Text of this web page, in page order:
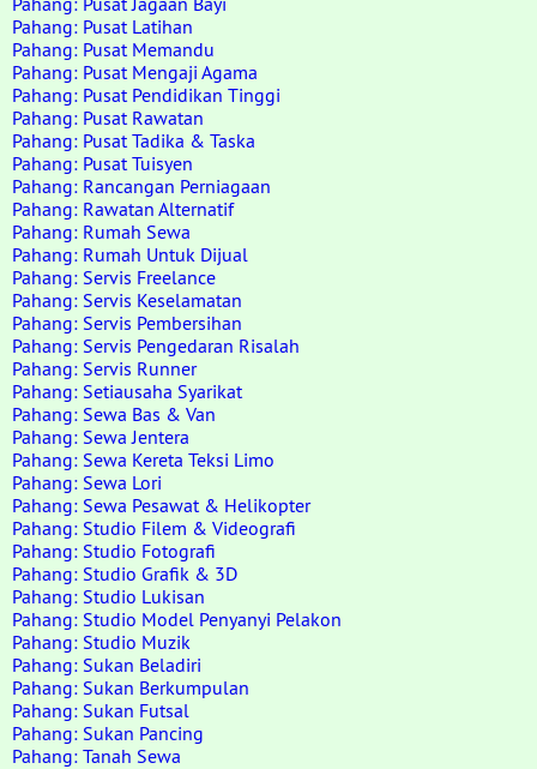
Pahang: Pusat Latihan
Pahang: Pusat Memandu
Pahang: Pusat Mengaji Agama
Pahang: Pusat Pendidikan Tinggi
Pahang: Pusat Rawatan
Pahang: Pusat Tadika & Taska
Pahang: Pusat Tuisyen
Pahang: Rancangan Perniagaan
Pahang: Rawatan Alternatif
Pahang: Rumah Sewa
Pahang: Rumah Untuk Dijual
Pahang: Servis Freelance
Pahang: Servis Keselamatan
Pahang: Servis Pembersihan
Pahang: Servis Pengedaran Risalah
Pahang: Servis Runner
Pahang: Setiausaha Syarikat
Pahang: Sewa Bas & Van
Pahang: Sewa Jentera
Pahang: Sewa Kereta Teksi Limo
Pahang: Sewa Lori
Pahang: Sewa Pesawat & Helikopter
Pahang: Studio Filem & Videografi
Pahang: Studio Fotografi
Pahang: Studio Grafik & 3D
Pahang: Studio Lukisan
Pahang: Studio Model Penyanyi Pelakon
Pahang: Studio Muzik
Pahang: Sukan Beladiri
Pahang: Sukan Berkumpulan
Pahang: Sukan Futsal
Pahang: Sukan Pancing
Pahang: Tanah Sewa